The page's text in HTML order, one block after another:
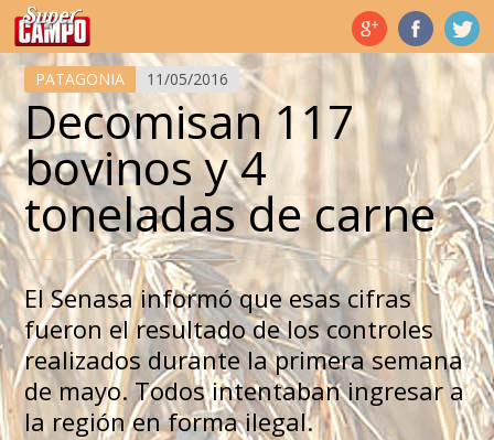
Temas de hoy
PATAGONIA 11/05/2016
Decomisan 117
bovinos y 4
toneladas de carne
El Senasa informó que esas cifras
fueron el resultado de los controles
realizados durante la primera semana
de mayo. Todos intentaban ingresar a
la región en forma ilegal.